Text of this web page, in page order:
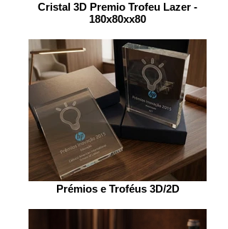
Cristal 3D Premio Trofeu Lazer -
180x80xx80
Prémios e Troféus 3D/2D